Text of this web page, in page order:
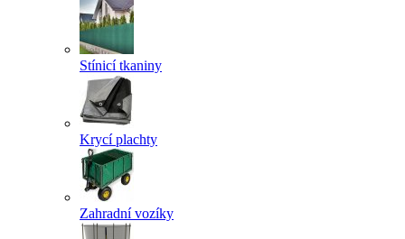
Stínicí tkaniny
Krycí plachty
Zahradní vozíky